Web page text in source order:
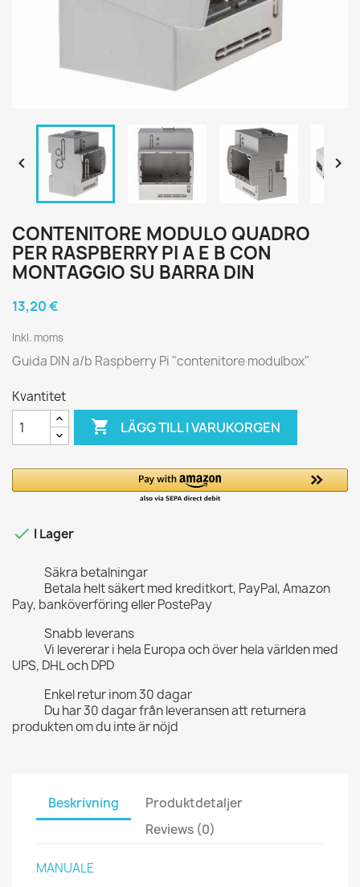
 
CONTENITORE MODULO QUADRO
PER RASPBERRY PI A E B CON
MONTAGGIO SU BARRA DIN
13,20 €
Inkl. moms
Guida DIN a/b Raspberry Pi "contenitore modulbox"
Kvantitet
 LÄGG TILL I VARUKORGEN
 I Lager
Säkra betalningar
Betala helt säkert med kreditkort, PayPal, Amazon
Pay, banköverföring eller PostePay
Snabb leverans
Vi levererar i hela Europa och över hela världen med
UPS, DHL och DPD
Enkel retur inom 30 dagar
Du har 30 dagar från leveransen att returnera
produkten om du inte är nöjd
Beskrivning
Produktdetaljer
Reviews (0)
MANUALE